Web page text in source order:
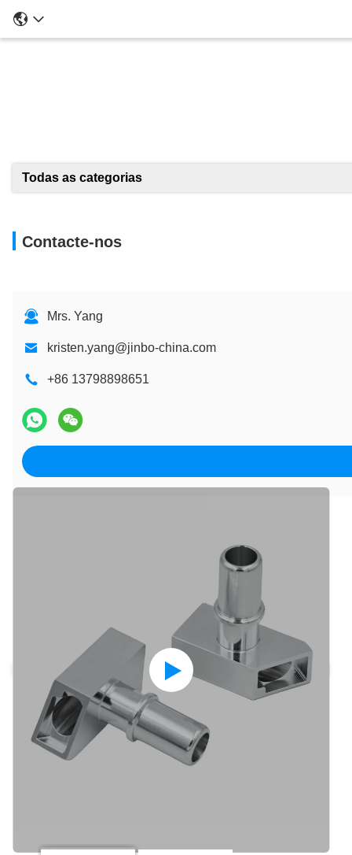
Todas as categorias
Contacte-nos
Mrs. Yang
kristen.yang@jinbo-china.com
+86 13798898651